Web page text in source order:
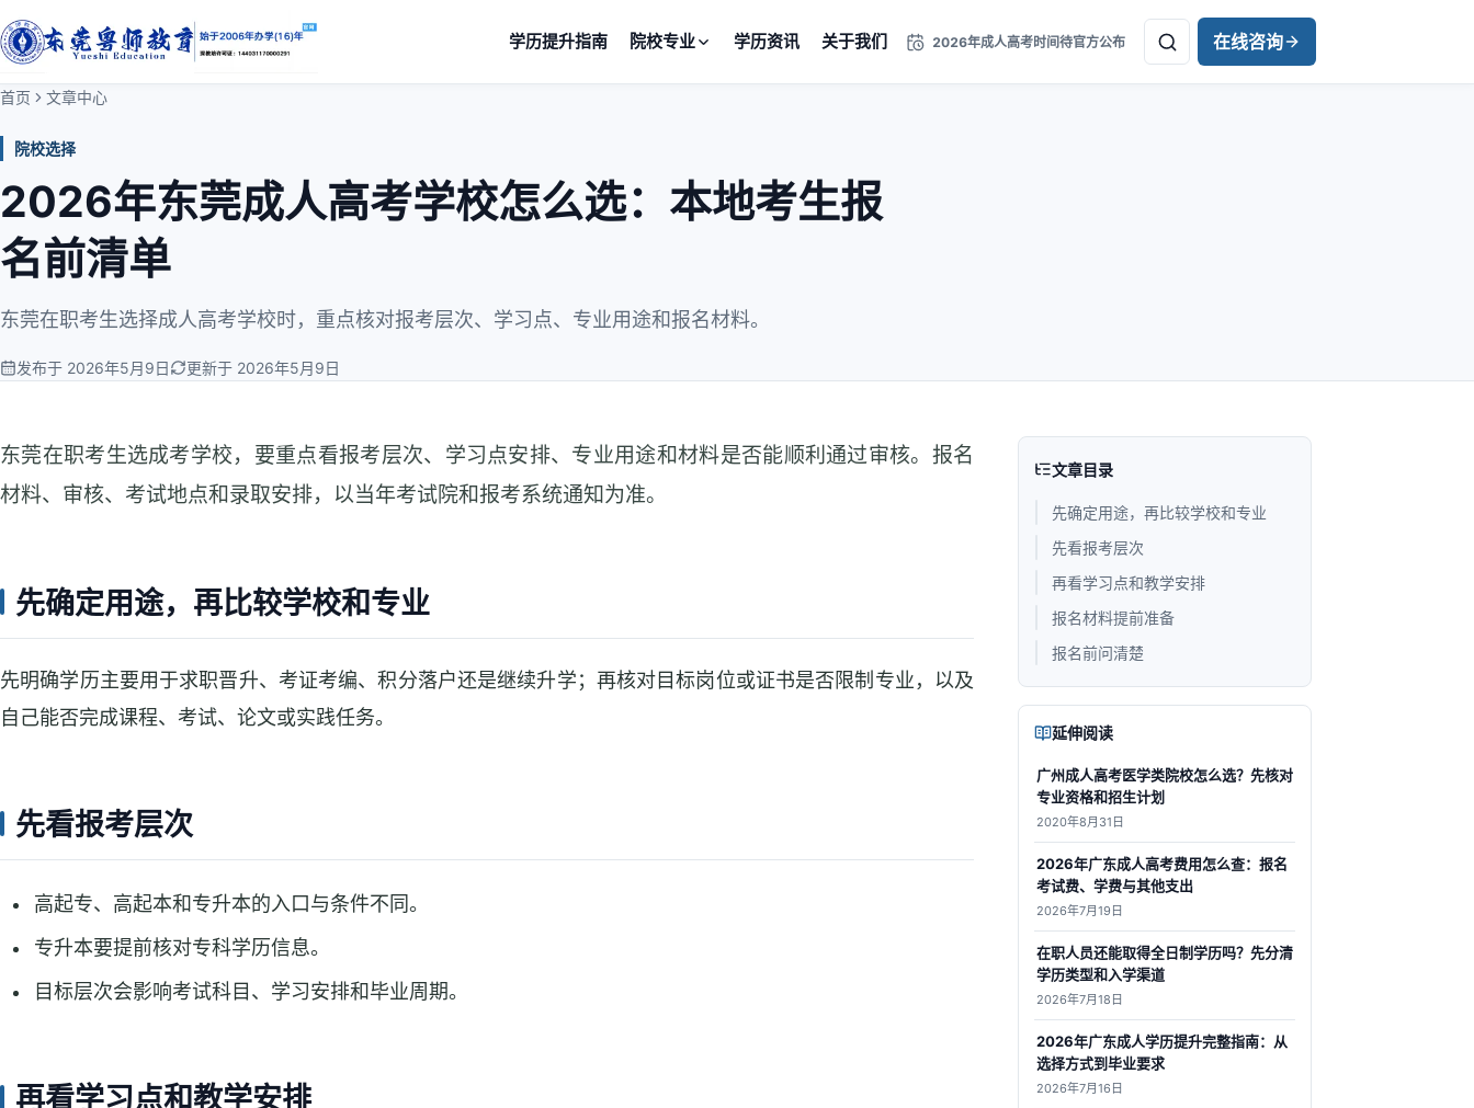
学历提升指南 院校专业 学历资讯 关于我们 2026年成人高考时间待官方公布 在线咨询
首页 文章中心
院校选择
2026年东莞成人高考学校怎么选：本地考生报
名前清单
东莞在职考生选择成人高考学校时，重点核对报考层次、学习点、专业用途和报名材料。
发布于 2026年5月9日 更新于 2026年5月9日
东莞在职考生选成考学校，要重点看报考层次、学习点安排、专业用途和材料是否能顺利通过审核。报名
材料、审核、考试地点和录取安排，以当年考试院和报考系统通知为准。
先确定用途，再比较学校和专业
先明确学历主要用于求职晋升、考证考编、积分落户还是继续升学；再核对目标岗位或证书是否限制专业，以及
自己能否完成课程、考试、论文或实践任务。
先看报考层次
高起专、高起本和专升本的入口与条件不同。
专升本要提前核对专科学历信息。
目标层次会影响考试科目、学习安排和毕业周期。
再看学习点和教学安排
文章目录
先确定用途，再比较学校和专业
先看报考层次
再看学习点和教学安排
报名材料提前准备
报名前问清楚
延伸阅读
广州成人高考医学类院校怎么选？先核对
专业资格和招生计划
2020年8月31日
2026年广东成人高考费用怎么查：报名
考试费、学费与其他支出
2026年7月19日
在职人员还能取得全日制学历吗？先分清
学历类型和入学渠道
2026年7月18日
2026年广东成人学历提升完整指南：从
选择方式到毕业要求
2026年7月16日